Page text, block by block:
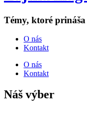
Témy, ktoré
O nás
Kontakt
O nás
Kontakt
Náš výber